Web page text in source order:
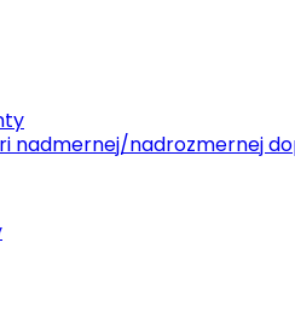
nadmernej/nadrozmernej